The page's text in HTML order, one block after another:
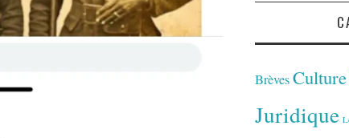
BrèvesCulture
Juridique